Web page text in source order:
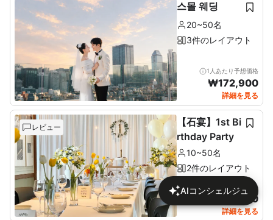
스몰 웨딩
20~50名
3件のレイアウト
1人あたり予想価格
₩172,900
詳細を見る
レビュー
【石宴】1st Bi
rthday Party
10~50名
2件のレイアウト
1人あたり予想価格
137,680
詳細を見る
AIコンシェルジュ